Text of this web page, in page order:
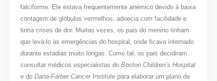
falciforme. Ele estava frequentemente anémico devido à baixa
contagem de glóbulos vermelhos, adoecia com facilidade e
tinha crises de dor. Muitas vezes, os pais do menino tinham
que levá-lo às emergências do hospital, onde ficava internado
durante estadias muito longas. Como tal, os pais decidiram
consultar médicos especialistas doBoston Children’s Hospital
e doDana-Farber Cancer Institute para elaborar um plano de